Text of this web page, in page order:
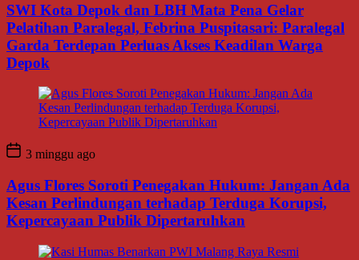
SWI Kota Depok dan LBH Mata Pena Gelar
Pelatihan Paralegal, Febrina Puspitasari: Paralegal
Garda Terdepan Perluas Akses Keadilan Warga
Depok
3 minggu ago
Agus Flores Soroti Penegakan Hukum: Jangan Ada
Kesan Perlindungan terhadap Terduga Korupsi,
Kepercayaan Publik Dipertaruhkan